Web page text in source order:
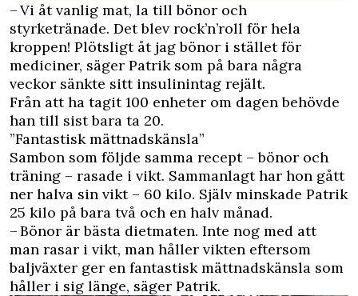
– Vi åt vanlig mat, la till bönor och
styrketränade. Det blev rock’n’roll för hela
kroppen! Plötsligt åt jag bönor i stället för
mediciner, säger Patrik som på bara några
veckor sänkte sitt insulinintag rejält.
Från att ha tagit 100 enheter om dagen behövde
han till sist bara ta 20.
”Fantastisk mättnadskänsla”
Sambon som följde samma recept – bönor och
träning – rasade i vikt. Sammanlagt har hon gått
ner halva sin vikt – 60 kilo. Själv minskade Patrik
25 kilo på bara två och en halv månad.
– Bönor är bästa dietmaten. Inte nog med att
man rasar i vikt, man håller vikten eftersom
baljväxter ger en fantastisk mättnadskänsla som
håller i sig länge, säger Patrik.